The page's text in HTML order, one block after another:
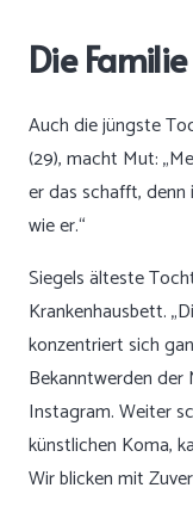
Die
Auch die jüngste
(29), macht Mut:
er das schafft, denn
wie er.“
Siegels älteste
Krankenhausbett.
konzentriert sich
Bekanntwerden
Instagram. Weiter
künstlichen Koma,
Wir blicken mit